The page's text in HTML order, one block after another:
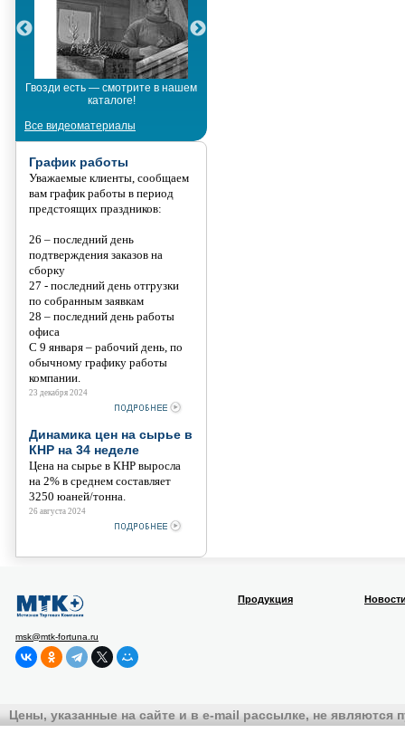
Гвозди есть — смотрите в нашем
каталоге!
Все видеоматериалы
График работы
Уважаемые клиенты, сообщаем
вам график работы в период
предстоящих праздников:
26 – последний день
подтверждения заказов на
сборку
27 - последний день отгрузки
по собранным заявкам
28 – последний день работы
офиса
С 9 января – рабочий день, по
обычному графику работы
компании.
23 декабря 2024
Динамика цен на сырье в
КНР на 34 неделе
Цена на сырье в КНР выросла
на 2% в среднем составляет
3250 юаней/тонна.
26 августа 2024
msk@mtk-fortuna.ru
Продукция
Цены, указанные на сайте и в e-mail рассылке, не являются